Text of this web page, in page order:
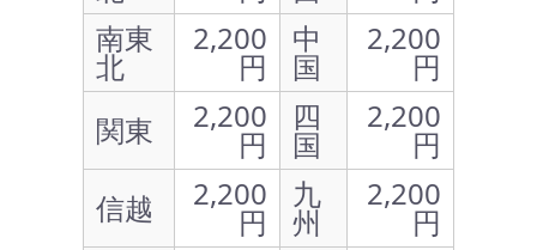
南東
北
2,200
円
中
国
2,200
円
関東
2,200
円
四
国
2,200
円
信越
2,200
円
九
州
2,200
円